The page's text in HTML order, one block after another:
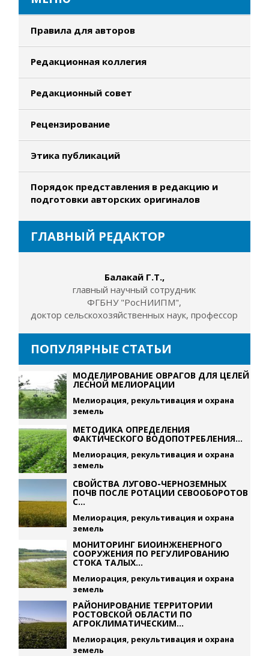
Правила для авторов
Редакционная коллегия
Редакционный совет
Рецензирование
Этика публикаций
Порядок представления в редакцию и
подготовки авторских оригиналов
ГЛАВНЫЙ РЕДАКТОР
Балакай Г.Т.,
главный научный сотрудник
ФГБНУ "РосНИИПМ",
доктор сельскохозяйственных наук, профессор
ПОПУЛЯРНЫЕ СТАТЬИ
МОДЕЛИРОВАНИЕ ОВРАГОВ ДЛЯ ЦЕЛЕЙ
ЛЕСНОЙ МЕЛИОРАЦИИ
Мелиорация, рекультивация и охрана
земель
МЕТОДИКА ОПРЕДЕЛЕНИЯ
ФАКТИЧЕСКОГО ВОДОПОТРЕБЛЕНИЯ...
Мелиорация, рекультивация и охрана
земель
СВОЙСТВА ЛУГОВО-ЧЕРНОЗЕМНЫХ
ПОЧВ ПОСЛЕ РОТАЦИИ СЕВООБОРОТОВ
С...
Мелиорация, рекультивация и охрана
земель
МОНИТОРИНГ БИОИНЖЕНЕРНОГО
СООРУЖЕНИЯ ПО РЕГУЛИРОВАНИЮ
СТОКА ТАЛЫХ...
Мелиорация, рекультивация и охрана
земель
РАЙОНИРОВАНИЕ ТЕРРИТОРИИ
РОСТОВСКОЙ ОБЛАСТИ ПО
АГРОКЛИМАТИЧЕСКИМ...
Мелиорация, рекультивация и охрана
земель